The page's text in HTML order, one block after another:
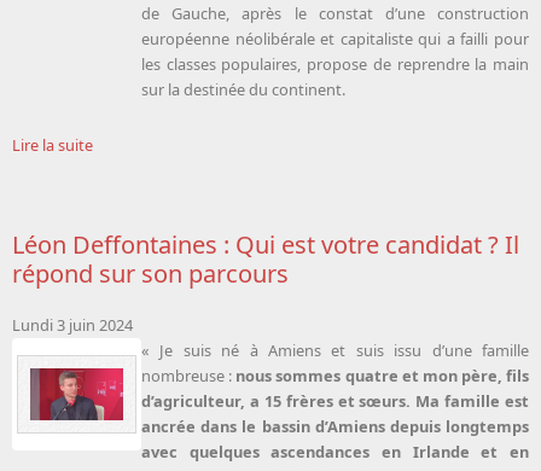
de Gauche, après le constat d’une construction
européenne néolibérale et capitaliste qui a failli pour
les classes populaires, propose de reprendre la main
sur la destinée du continent.
Lire la suite
Léon Deffontaines : Qui est votre candidat ? Il
répond sur son parcours
Lundi 3 juin 2024
« Je suis né à Amiens et suis issu d’une famille
nombreuse : nous sommes quatre et mon père, fils
d’agriculteur, a 15 frères et sœurs. Ma famille est
ancrée dans le bassin d’Amiens depuis longtemps
avec quelques ascendances en Irlande et en